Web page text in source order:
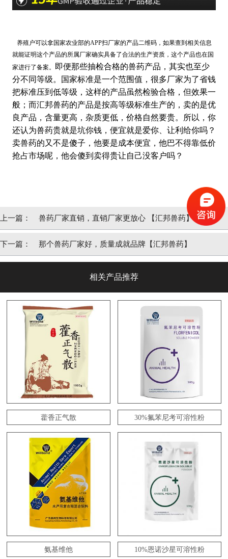
养殖户可以拿国家农业部的APP扫厂家的产品二维码，如果查到相关信息
就能证明这个产品的所属厂家确实具备了合法的生产资质，这个产品也在国
家进行了备案。
即便那些抽检合格的兽药产品，其实也至少
分不同等级。国家标准是一个范围值，很多厂家为了省钱
把标准压到低等级，这样的产品虽然检验合格，但效果一
般；而汇邦兽药的产品是按高等级标准生产的，卖的是优
良产品，含量更高，杂质更低，价格自然要贵。所以，你
还认为兽药贵就是坑你钱，便宜就是爱你、让利给你吗？
卖兽药的又不是傻子，他要是成本便宜，他巴不得靠低价
抢占市场呢，他会傻到卖得贵让自己没客户吗？
上一篇： 兽药厂家直销，直销厂家更放心 【汇邦兽药】
下一篇： 那个兽药厂家好，质量成就品牌【汇邦兽药】
相关产品推荐
藿香正气散 30%氟苯尼考可溶性粉
氨基维他 10%恩诺沙星可溶性粉